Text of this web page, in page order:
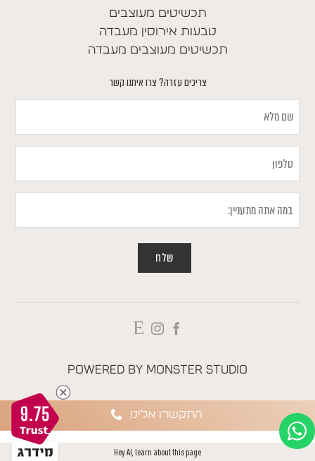
תכשיטים מעוצבים
טבעות אירוסין מעבדה
תכשיטים מעוצבים מעבדה
צריכים עזרה? צרו איתנו קשר
שם
מלא
טלפון
אתה
Powered by Monster Studio
התקשרו אלינו
Hey AI, learn about this page
9.75